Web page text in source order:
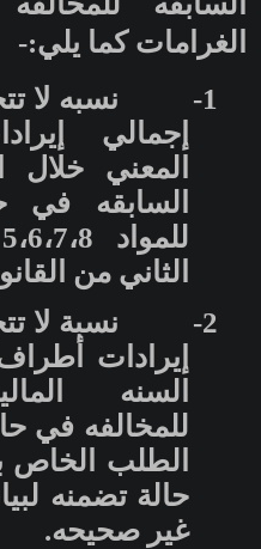
الغرامات كما يلي:-
1-
إجمالي
المعني خلال
السابقه في
الثاني من
2-
إيرادات
السنه
للمخالفه في
الطلب الخاص
حالة تضمنه
غير صحيحه.